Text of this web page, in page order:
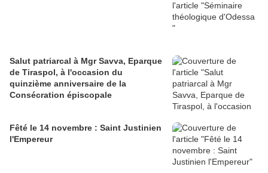
Salut patriarcal à Mgr Savva, Eparque
de Tiraspol, à l'occasion du
quinzième anniversaire de la
Consécration épiscopale
Fêté le 14 novembre : Saint Justinien
l'Empereur